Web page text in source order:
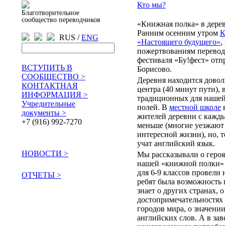
Благотворительное
сообщество переводчиков
RUS /ENG
ВСТУПИТЬ В
СООБЩЕСТВО >
КОНТАКТНАЯ
ИНФОРМАЦИЯ >
Учредительные
документы >
+7 (916) 992-7270
НОВОСТИ >
ОТЧЕТЫ >
Кто мы?
«Книжная полка» в
Ранним осенним утром
«Настоящего будущего»,
пожертвованиям
фестиваля «Бу!фест»
Борисово.
Деревня находится
центра (40 минут пути),
традиционных для
полей. В местной школе
жителей деревни с
меньше (многие уезжают
интересной жизни), но,
учат английский язык.
Мы рассказывали о
нашей «книжной полки»
для 6-9 классов
ребят была возможность
знает о других странах, о
городов мира, о
английских слов. А в